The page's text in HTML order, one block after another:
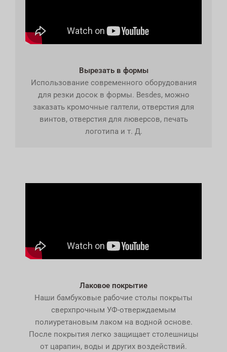
Вырезать в формы
Использование современного оборудования
для резки досок в формы. Besdes, можно
заказать кромочные галтели, отверстия для
винтов, отверстия для люверсов, печать
логотипа и т. Д.
Лаковое покрытие
Наши бамбуковые рабочие столы покрыты
сверхпрочным УФ-отверждаемым
полиуретановым лаком на водной основе.
После покрытия легко защищает столешницы
от царапин, воды и других воздействий.